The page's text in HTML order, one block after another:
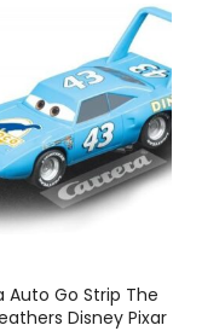
Auto Go Strip The
Disney Pixar